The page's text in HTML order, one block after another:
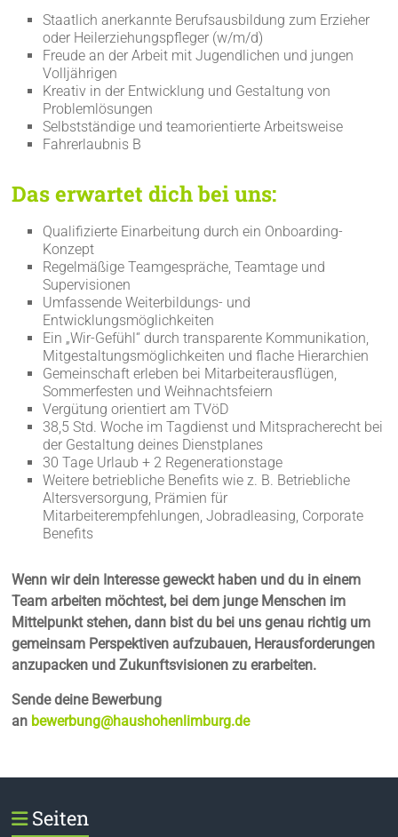
Staatlich anerkannte Berufsausbildung zum Erzieher
oder Heilerziehungspfleger (w/m/d)
Freude an der Arbeit mit Jugendlichen und jungen
Volljährigen
Kreativ in der Entwicklung und Gestaltung von
Problemlösungen
Selbstständige und teamorientierte Arbeitsweise
Fahrerlaubnis B
Das erwartet dich bei uns:
Qualifizierte Einarbeitung durch ein Onboarding-
Konzept
Regelmäßige Teamgespräche, Teamtage und
Supervisionen
Umfassende Weiterbildungs- und
Entwicklungsmöglichkeiten
Ein „Wir-Gefühl“ durch transparente Kommunikation,
Mitgestaltungsmöglichkeiten und flache Hierarchien
Gemeinschaft erleben bei Mitarbeiterausflügen,
Sommerfesten und Weihnachtsfeiern
Vergütung orientiert am TVöD
38,5 Std. Woche im Tagdienst und Mitspracherecht bei
der Gestaltung deines Dienstplanes
30 Tage Urlaub + 2 Regenerationstage
Weitere betriebliche Benefits wie z. B. Betriebliche
Altersversorgung, Prämien für
Mitarbeiterempfehlungen, Jobradleasing, Corporate
Benefits
Wenn wir dein Interesse geweckt haben und du in einem
Team arbeiten möchtest, bei dem junge Menschen im
Mittelpunkt stehen, dann bist du bei uns genau richtig um
gemeinsam Perspektiven aufzubauen, Herausforderungen
anzupacken und Zukunftsvisionen zu erarbeiten.
Sende deine Bewerbung
an bewerbung@haushohenlimburg.de
Seiten